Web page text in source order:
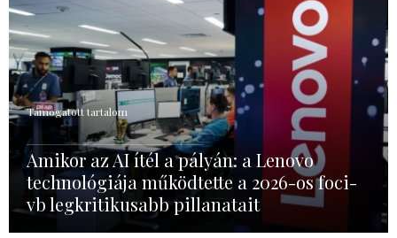
Támogatott tartalom
Amikor az AI ítél a pályán: a Lenovo
technológiája működtette a 2026-os foci-
vb legkritikusabb pillanatait